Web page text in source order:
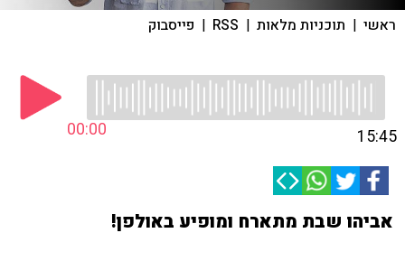
ראשי | תוכניות מלאות |
RSS
| פייסבוק
00:00 15:45
אביהו שבת מתארח ומופיע באולפן!